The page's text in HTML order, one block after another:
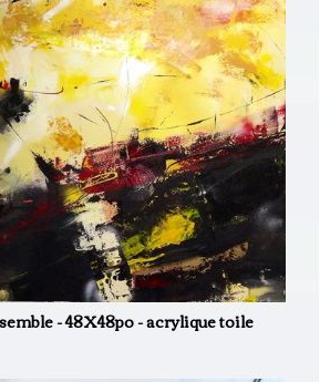
- 48X48po - acrylique toile